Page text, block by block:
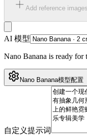
Add reference
AI 模型
Nano Banana is ready for
Nano Banana模型配置
自定义提示词